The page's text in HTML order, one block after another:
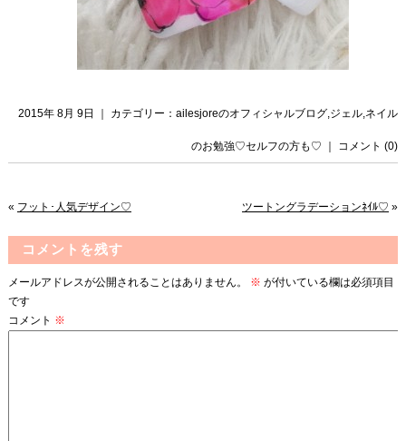
2015年 8月 9日 ｜ カテゴリー：ailesjoreのオフィシャルブログ,ジェル,ネイル
のお勉強♡セルフの方も♡ コメント (0)
« フット･人気デザイン♡ ツートングラデーションﾈｲﾙ♡ »
コメントを残す
メールアドレスが公開されることはありません。 ※ が付いている欄は必須項目
です
コメント ※